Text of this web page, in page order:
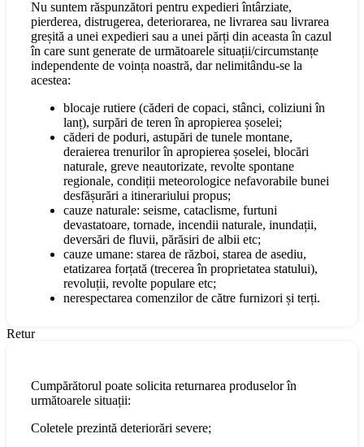
Nu suntem răspunzători pentru expedieri întârziate,
pierderea, distrugerea, deteriorarea, ne livrarea sau livrarea
greșită a unei expedieri sau a unei părți din aceasta în cazul
în care sunt generate de următoarele situații/circumstanțe
independente de voința noastră, dar nelimitându-se la
acestea:
blocaje rutiere (căderi de copaci, stânci, coliziuni în
lanț), surpări de teren în apropierea șoselei;
căderi de poduri, astupări de tunele montane,
deraierea trenurilor în apropierea șoselei, blocări
naturale, greve neautorizate, revolte spontane
regionale, condiții meteorologice nefavorabile bunei
desfășurări a itinerariului propus;
cauze naturale: seisme, cataclisme, furtuni
devastatoare, tornade, incendii naturale, inundații,
deversări de fluvii, părăsiri de albii etc;
cauze umane: starea de război, starea de asediu,
etatizarea forțată (trecerea în proprietatea statului),
revoluții, revolte populare etc;
nerespectarea comenzilor de către furnizori și terți.
Retur
Cumpărătorul poate solicita returnarea produselor în
următoarele situații:
Coletele prezintă deteriorări severe;